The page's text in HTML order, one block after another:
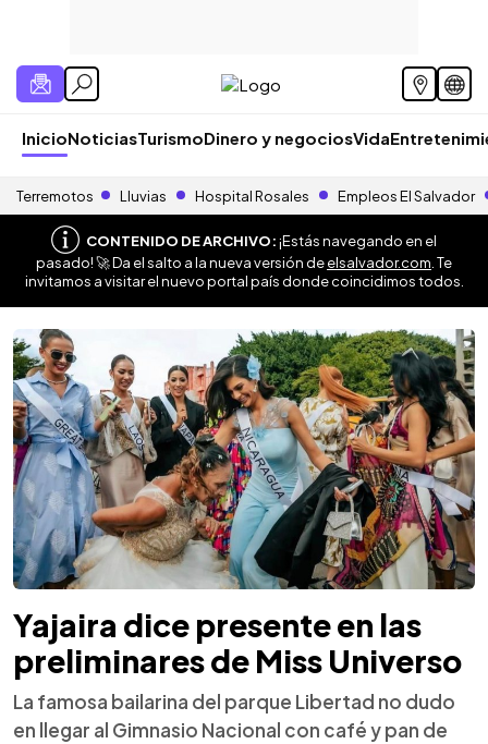
InicioNoticiasTurismoDinero y negociosVida
Terremotos Lluvias Hospital Rosales Empleos El Salvador
CONTENIDO DE ARCHIVO:¡Estás navegando en el
pasado! 🚀 Da el salto a la nueva versión deelsalvador.com . Te
invitamos a visitar el nuevo portal país donde coincidimos todos.
Yajaira dice presente en las
preliminares de Miss Universo
La famosa bailarina del parque Libertad no dudo
en llegar al Gimnasio Nacional con café y pan de